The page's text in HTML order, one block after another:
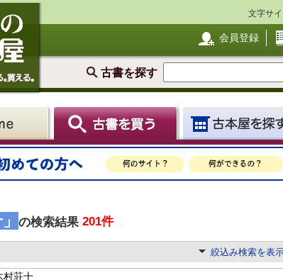
文字サ
会員登録
古書を探す
の検索結果 201件
絞込み検索を表